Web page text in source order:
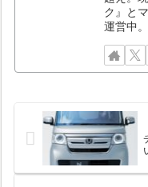
ク』と
運営中。